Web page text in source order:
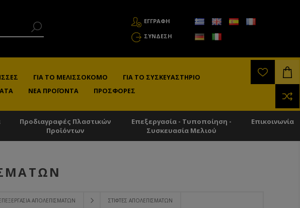
ΕΓΓΡΑΦΗ
ΣΎΝΔΕΣΗ
ΓΙΑ ΤΟ ΜΕΛΙΣΣΟΚΌΜΟ
ΓΙΑ ΤΟ ΣΥΣΚΕΥΑΣΤΉΡΙΟ
ΝΈΑ ΠΡΟΪΌΝΤΑ ΠΡΟΣΦΟΡΈΣ
Προδιαγραφές Πλαστικών
Προϊόντων
Επεξεργασία - Τυποποίηση -
Συσκευασία Μελιού
Επικοινωνία
ΑΠΟΛΕΠΙΣΜΆΤΩΝ ΣΤΊΦΤΕΣ ΑΠΟΛΕΠΙΣΜΆΤΩΝ